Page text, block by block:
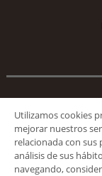
Utilizamos cookies
mejorar nuestros
relacionada con sus
análisis de sus
navegando,